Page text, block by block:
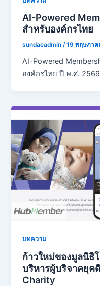
AI-Powered
สำหรับองค์กรไทย
sundaeadmin/19 พฤษภาค
AI-Powered
องค์กรไทย ปี พ.ศ. 2569
บทความ
ก้าวใหม่ของมูลนิธิ
บริหารผู้บริจาคยุค
Charity